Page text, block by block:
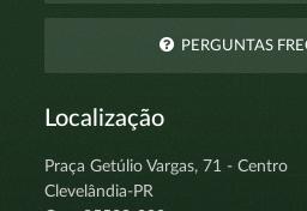
PERGUNTAS
Localização
Praça Getúlio Vargas, 71 - Centro
Clevelândia-PR